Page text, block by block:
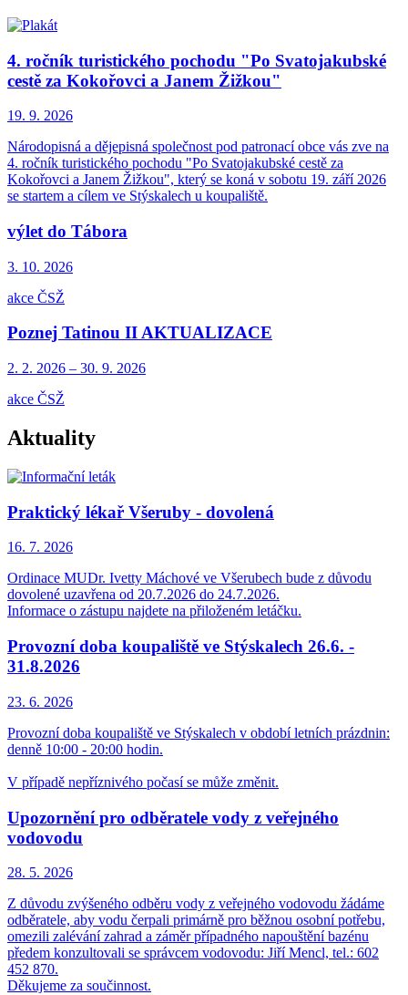
4. ročník turistického pochodu "Po Svatojakubské
cestě za Kokořovci a Janem Žižkou"
19. 9. 2026
Národopisná a dějepisná společnost pod patronací obce vás zve na
4. ročník turistického pochodu "Po Svatojakubské cestě za
Kokořovci a Janem Žižkou", který se koná v sobotu 19. září 2026
se startem a cílem ve Stýskalech u koupaliště.
výlet do Tábora
3. 10. 2026
akce ČSŽ
Poznej Tatinou II AKTUALIZACE
2. 2. 2026 – 30. 9. 2026
akce ČSŽ
Aktuality
Praktický lékař Všeruby - dovolená
16. 7. 2026
Ordinace MUDr. Ivetty Máchové ve Všerubech bude z důvodu
dovolené uzavřena od 20.7.2026 do 24.7.2026.
Informace o zástupu najdete na přiloženém letáčku.
Provozní doba koupaliště ve Stýskalech 26.6. -
31.8.2026
23. 6. 2026
Provozní doba koupaliště ve Stýskalech v období letních prázdnin:
denně 10:00 - 20:00 hodin.
V případě nepříznivého počasí se může změnit.
Upozornění pro odběratele vody z veřejného
vodovodu
28. 5. 2026
Z důvodu zvýšeného odběru vody z veřejného vodovodu žádáme
odběratele, aby vodu čerpali primárně pro běžnou osobní potřebu,
omezili zalévání zahrad a záměr případného napouštění bazénu
předem konzultovali se správcem vodovodu: Jiří Mencl, tel.: 602
452 870.
Děkujeme za součinnost.